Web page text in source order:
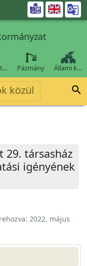

Pázmány Állami k…
közül 
29. társasház
igényének
2022. május